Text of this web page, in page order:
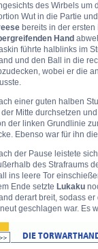
des Wirbels um
Wut in die Partie
bereits in der
Hand
führte halblinks im
und den Ball in die
wobei er die
einer guten halben
Mitte durchsetzen
der linken Grundlinie
Ebenso war für ihn
der Pause leistete
des Strafraums
ins leere Tor
Ende setzte Lukaku
derart breit, sodass
geschlagen war. Es